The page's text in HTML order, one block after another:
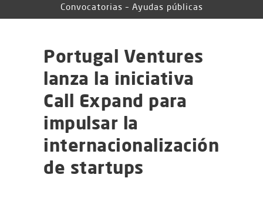
Convocatorias – Ayudas públicas
Portugal Ventures
lanza la iniciativa
Call Expand para
impulsar la
internacionalización
de startups